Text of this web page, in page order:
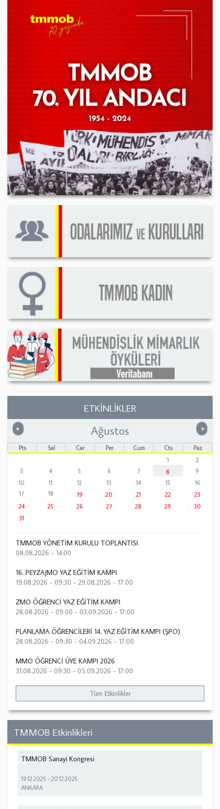
ETKİNLİKLER
« Önceki »
Ağustos
Pts Sal Çar Per Cum Cts
Paz
1
2
3
4 5 6 7 8
9
10
11 12 13 14 15
16
17
18 19 20 21 22
23
24
25 26 27 28 29
30
31
TMMOB YÖNETİM KURULU TOPLANTISI
08.08.2026 - 14:00
16. PEYZAJMO YAZ EĞİTİM KAMPI
19.08.2026 - 09:30 - 29.08.2026 - 17:00
ZMO ÖĞRENCİ YAZ EĞİTİM KAMPI
28.08.2026 - 09:00 - 03.09.2026 - 17:00
PLANLAMA ÖĞRENCİLERİ 14. YAZ EĞİTİM KAMPI (ŞPO)
28.08.2026 - 09:30 - 04.09.2026 - 17:00
MMO ÖĞRENCİ ÜYE KAMPI 2026
31.08.2026 - 09:30 - 05.09.2026 - 17:00
Tüm Etkinlikler
TMMOB Etkinlikleri
TMMOB Sanayi Kongresi
19.12.2025 -20.12.2025
ANKARA